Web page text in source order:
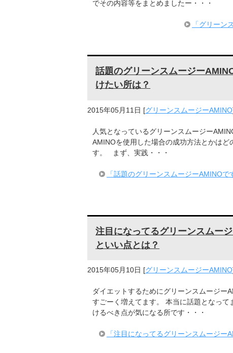
でその内容等をまとめましたー・・・
「グリーン
話題のグリーンスムージー
けたい所は？
2015年05月11日 [グリーンスムージーAMINO
人気となっているグリーンスムージー
AMINOを使用した場合の成功方法とかは
す。 まず、実践・・・
「話題のグリーンスムージーAMINO
注目になってるグリーンスムー
といい点とは？
2015年05月10日 [グリーンスムージーAMINO
ダイエットするためにグリーンスムージー
すごーく増えてます。 本当に話題となっ
けるべき点が気になる所です・・・
「注目になってるグリーンスムージ